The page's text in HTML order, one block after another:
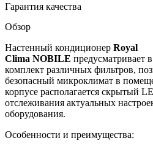
Гарантия качества
Обзор
Настенный кондиционер Royal
Clima NOBILE предусматривает
комплект различных фильтров,
безопасный микроклимат в
корпусе располагается скрытый
отслеживания актуальных
оборудования.
Особенности и преимущества: